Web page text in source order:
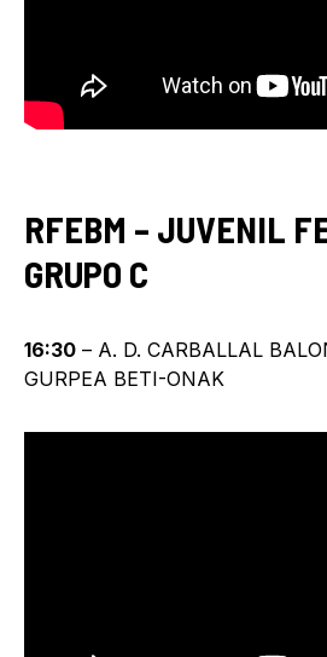
RFEBM – JUVENIL
GRUPO C
16:30 – A. D. CARBALLAL
GURPEA BETI-ONAK